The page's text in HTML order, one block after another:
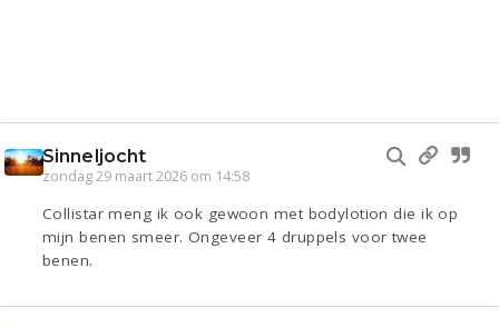
Sinneljocht
zondag 29 maart 2026 om 14:58
Collistar meng ik ook gewoon met bodylotion die ik op
mijn benen smeer. Ongeveer 4 druppels voor twee
benen.